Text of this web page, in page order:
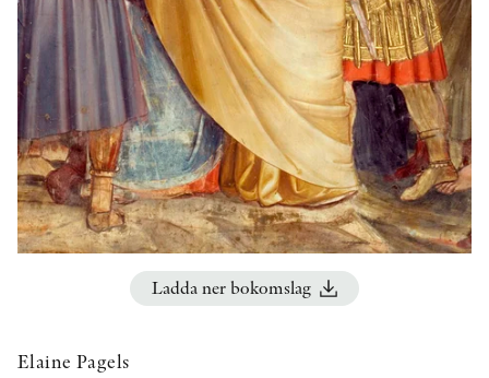
KONTAKT
PRESSKONTAKT
PEER REVIEW-PROCESSEN
Ladda ner bokomslag
Elaine Pagels